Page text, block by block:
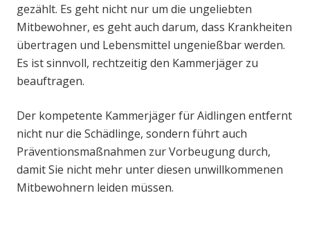
gezählt. Es geht nicht nur um die ungeliebten
Mitbewohner, es geht auch darum, dass Krankheiten
übertragen und Lebensmittel ungenießbar werden.
Es ist sinnvoll, rechtzeitig den Kammerjäger zu
beauftragen.
Der kompetente Kammerjäger für Aidlingen entfernt
nicht nur die Schädlinge, sondern führt auch
Präventionsmaßnahmen zur Vorbeugung durch,
damit Sie nicht mehr unter diesen unwillkommenen
Mitbewohnern leiden müssen.